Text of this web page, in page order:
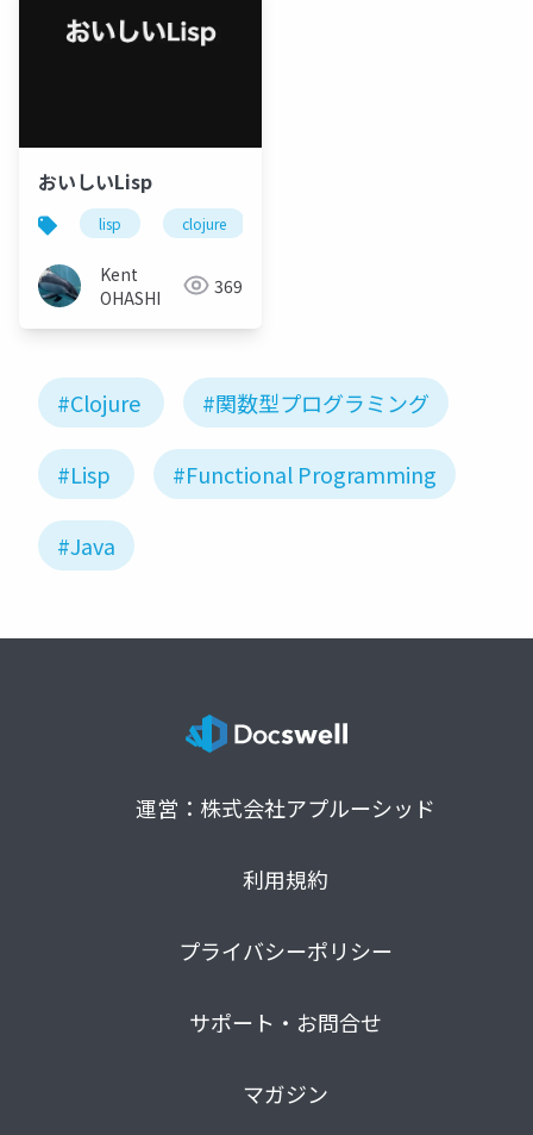
おいしいLisp
lisp clojure
Kent
OHASHI
369
#Clojure #関数型プログラミング
#Lisp #Functional Programming
#Java
運営：株式会社アプルーシッド
利用規約
プライバシーポリシー
サポート・お問合せ
マガジン